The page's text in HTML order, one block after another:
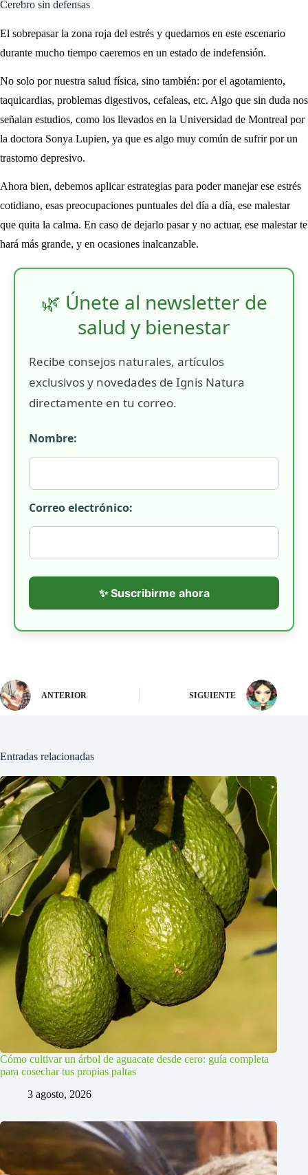
Cerebro sin defensas
El sobrepasar la zona roja del estrés y quedarnos en este escenario
durante mucho tiempo caeremos en un estado de indefensión.
No solo por nuestra salud física, sino también: por el agotamiento,
taquicardias, problemas digestivos, cefaleas, etc. Algo que sin duda nos
señalan estudios, como los llevados en la Universidad de Montreal por
la doctora Sonya Lupien, ya que es algo muy común de sufrir por un
trastorno depresivo.
Ahora bien, debemos aplicar estrategias para poder manejar ese estrés
cotidiano, esas preocupaciones puntuales del día a día, ese malestar
que quita la calma. En caso de dejarlo pasar y no actuar, ese malestar te
hará más grande, y en ocasiones inalcanzable.
🌿 Únete al newsletter de
salud y bienestar
Recibe consejos naturales, artículos
exclusivos y novedades de Ignis Natura
directamente en tu correo.
Nombre:
Correo electrónico:
✨ Suscribirme ahora
ANTERIOR SIGUIENTE
Entradas relacionadas
Cómo cultivar un árbol de aguacate desde cero: guía completa
para cosechar tus propias paltas
3 agosto, 2026